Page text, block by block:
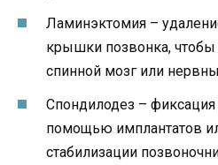
Ламинэктомия –
крышки позвонка, чтобы
спинной мозг или
Спондилодез –
помощью имплантатов
стабилизации